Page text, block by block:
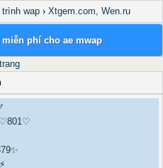
trình wap › Xtgem.com, Wen.ru
phí cho ae mwap
♡801♡